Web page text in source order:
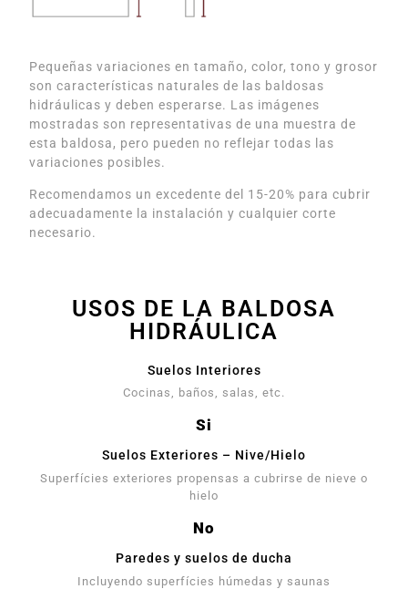
Pequeñas variaciones en tamaño, color, tono y grosor
son características naturales de las baldosas
hidráulicas y deben esperarse. Las imágenes
mostradas son representativas de una muestra de
esta baldosa, pero pueden no reflejar todas las
variaciones posibles.
Recomendamos un excedente del 15-20% para cubrir
adecuadamente la instalación y cualquier corte
necesario.
USOS DE LA BALDOSA
HIDRÁULICA
Suelos Interiores
Cocinas, baños, salas, etc.
Si
Suelos Exteriores – Nive/Hielo
Superfícies exteriores propensas a cubrirse de nieve o
hielo
No
Paredes y suelos de ducha
Incluyendo superfícies húmedas y saunas